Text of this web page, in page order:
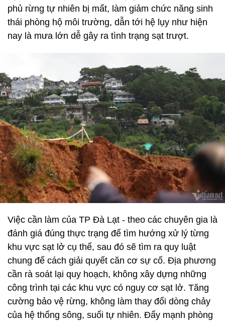
phủ rừng tự nhiên bị mất, làm giảm chức năng sinh
thái phòng hộ môi trường, dẫn tới hệ lụy như hiện
nay là mưa lớn dễ gây ra tình trạng sạt trượt.
Việc cần làm của TP Đà Lạt - theo các chuyên gia là
đánh giá đúng thực trạng để tìm hướng xử lý từng
khu vực sạt lở cụ thể, sau đó sẽ tìm ra quy luật
chung để cách giải quyết căn cơ sự cố. Địa phương
cần rà soát lại quy hoạch, không xây dựng những
công trình tại các khu vực có nguy cơ sạt lở. Tăng
cường bảo vệ rừng, không làm thay đổi dòng chảy
của hệ thống sông, suối tự nhiên. Đẩy mạnh phòng